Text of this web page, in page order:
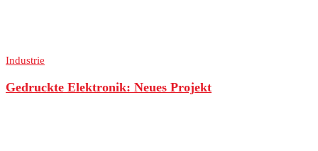
Industrie
Gedruckte Elektronik: Neues Projekt